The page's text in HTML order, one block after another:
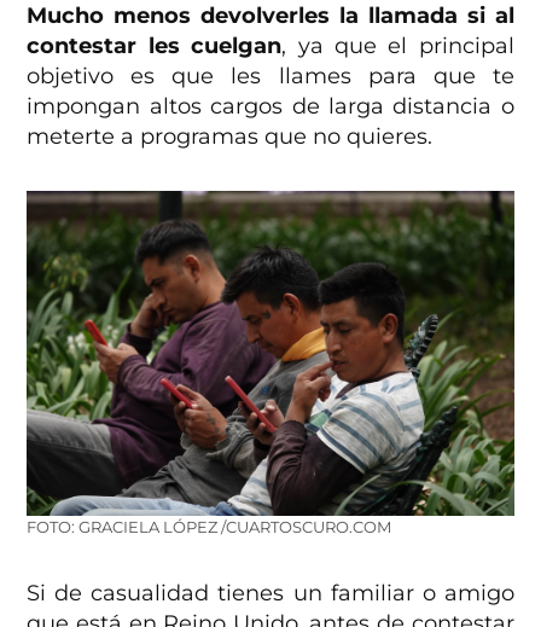
Mucho menos devolverles la llamada si al
contestar les cuelgan, ya que el principal
objetivo es que les llames para que te
impongan altos cargos de larga distancia o
meterte a programas que no quieres.
FOTO: GRACIELA LÓPEZ /CUARTOSCURO.COM
Si de casualidad tienes un familiar o amigo